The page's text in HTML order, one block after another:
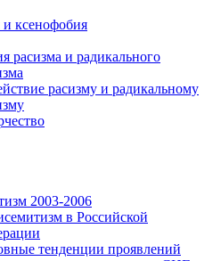
ксенофобия
расизма и радикального
расизму и радикальному
2003-2006
в Российской
тенденции проявлений